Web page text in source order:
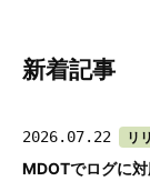
新着記事
2026.07.22 リ
MDOTでログに